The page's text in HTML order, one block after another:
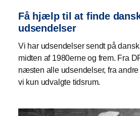
Få hjælp til at finde
udsendelser
Vi har udsendelser sendt på
midten af 1980erne og frem. Fra
næsten alle udsendelser, fra
vi kun udvalgte tidsrum.